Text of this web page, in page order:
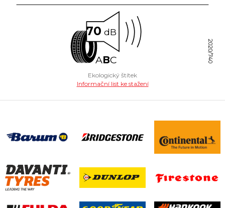
70 dB
ABC 2020/740
Ekologický štítek
Informační list ke stažení